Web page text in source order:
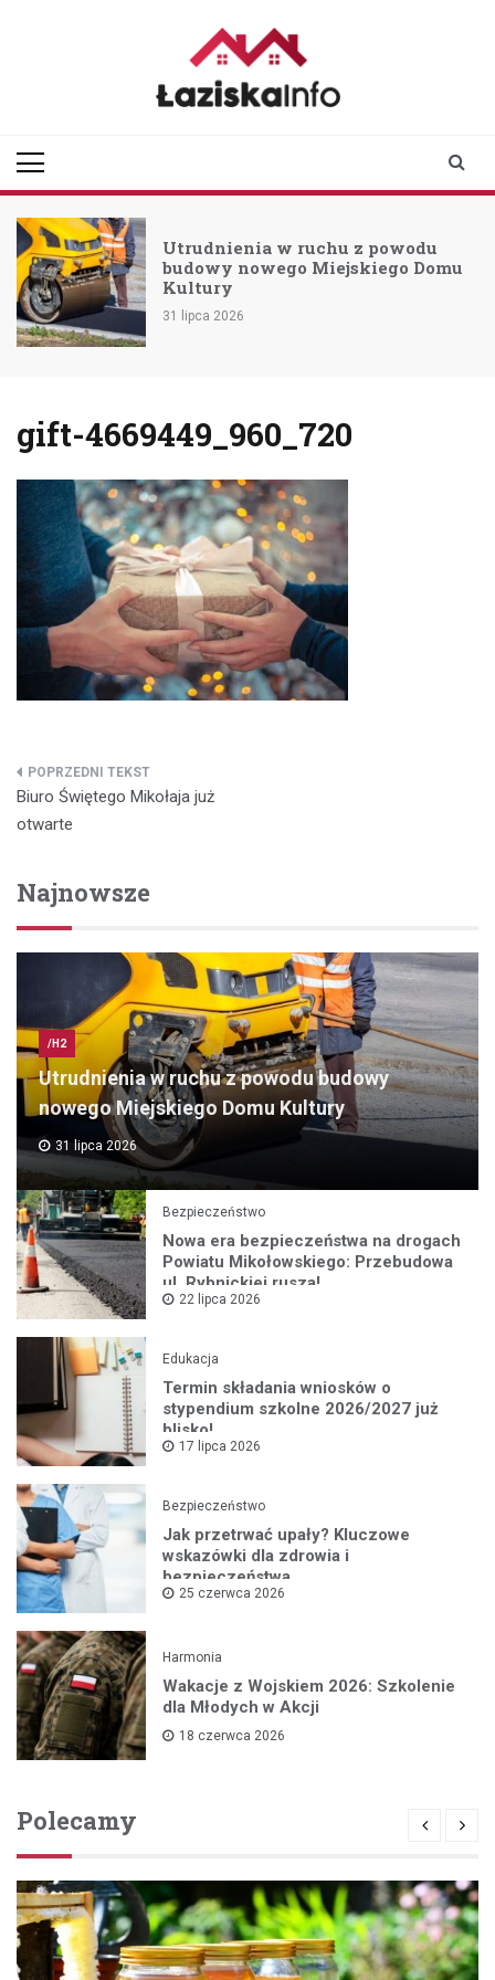
Utrudnienia w ruchu z powodu
budowy nowego Miejskiego Domu
Kultury
31 lipca 2026
gift-4669449_960_720
Nawigacja
wpisu
Biuro Świętego Mikołaja już
otwarte
Najnowsze
/H2
Utrudnienia w ruchu z powodu budowy
nowego Miejskiego Domu Kultury
31 lipca 2026
Bezpieczeństwo
Nowa era bezpieczeństwa na drogach
Powiatu Mikołowskiego: Przebudowa
ul. Rybnickiej rusza!
22 lipca 2026
Edukacja
Termin składania wniosków o
stypendium szkolne 2026/2027 już
blisko!
17 lipca 2026
Bezpieczeństwo
Jak przetrwać upały? Kluczowe
wskazówki dla zdrowia i
bezpieczeństwa
25 czerwca 2026
Harmonia
Wakacje z Wojskiem 2026: Szkolenie
dla Młodych w Akcji
18 czerwca 2026
Polecamy